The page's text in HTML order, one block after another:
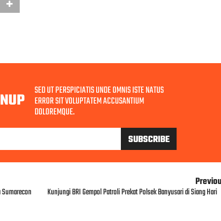
SED UT PERSPICIATIS UNDE OMNIS ISTE NATUS
ERROR SIT VOLUPTATEM ACCUSANTIUM
DOLOREMQUE.
Kunjungi BRI Gempol Patroli Prekat Polsek Banyusari di Siang Hari